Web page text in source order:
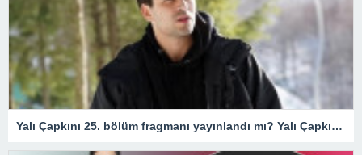
Yalı Çapkını 25. bölüm fragmanı yayınlandı mı? Yalı Çapkını 25. bölüm fragmanı izle! Seyran’a Ferit’in ters köşesi…